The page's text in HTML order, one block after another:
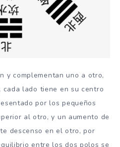
y complementan uno a otro,
lado tiene en su centro
por los pequeños
al otro, y un aumento de
descenso en el otro, por
entre los dos polos se